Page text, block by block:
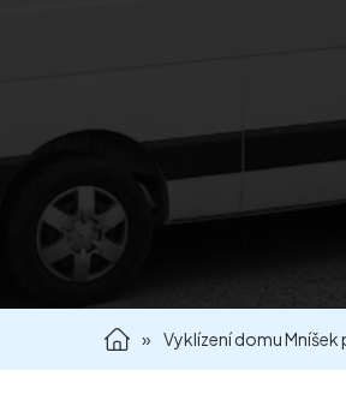
» Vyklízení domu Mníšek